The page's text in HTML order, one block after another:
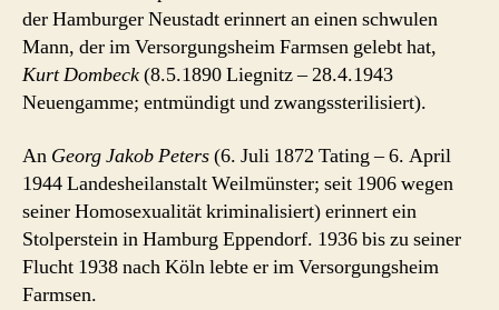
der Hamburger Neustadt erinnert an einen schwulen
Mann, der im Versorgungsheim Farmsen gelebt hat,
Kurt Dombeck(8.5.1890 Liegnitz – 28.4.1943
Neuengamme; entmündigt und zwangssterilisiert).
An Georg Jakob Peters(6. Juli 1872 Tating – 6. April
1944 Landesheilanstalt Weilmünster; seit 1906 wegen
seiner Homosexualität kriminalisiert) erinnert ein
Stolperstein in Hamburg Eppendorf. 1936 bis zu seiner
Flucht 1938 nach Köln lebte er im Versorgungsheim
Farmsen.